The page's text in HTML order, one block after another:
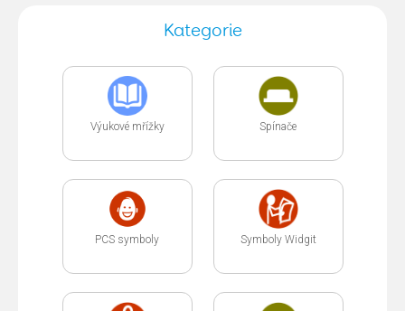
Kategorie
Výukové mřížky Spínače
PCS symboly Symboly Widgit